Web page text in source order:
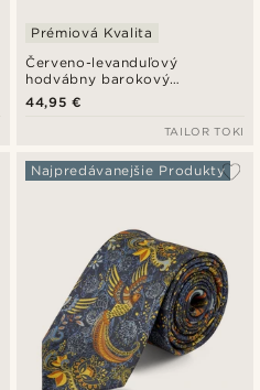
Červeno-levanduľový
hodvábny barokový
kravatový šál Askot
Prémiová Kvalita
44,95 €
TAILOR TOKI
Najpredávanejšie Produkty